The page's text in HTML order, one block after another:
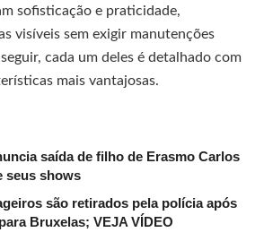
sofisticação e praticidade,
visíveis sem exigir manutenções
cada um deles é detalhado com
mais vantajosas.
saída de filho de Erasmo Carlos
seus shows
são retirados pela polícia após
Bruxelas; VEJA VÍDEO